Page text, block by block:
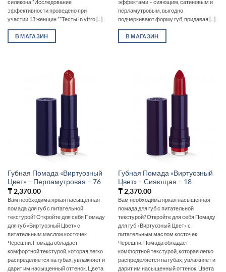
силикона *Исследование
эффективности проведено при
участии 13 женщин **Тесты in vitro [...]
В МАГАЗИН
эффектами – сияющим, сатиновым и
перламутровым, выгодно
подчеркивают форму губ, придавая [...]
В МАГАЗИН
Губная Помада «Виртуозный
Цвет» – Перламутровая – 76
₸2,370.00
Вам необходима яркая насыщенная
помада для губ с питательной
текстурой? Откройте для себя Помаду
для губ «Виртуозный Цвет» с
питательным маслом косточек
Черешни. Помада обладает
комфортной текстурой, которая легко
распределяется на губах, увлажняет и
дарит им насыщенный оттенок. Цвета
Губная Помада «Виртуозный
Цвет» – Cияющая – 18
₸2,370.00
Вам необходима яркая насыщенная
помада для губ с питательной
текстурой? Откройте для себя Помаду
для губ «Виртуозный Цвет» с
питательным маслом косточек
Черешни. Помада обладает
комфортной текстурой, которая легко
распределяется на губах, увлажняет и
дарит им насыщенный оттенок. Цвета